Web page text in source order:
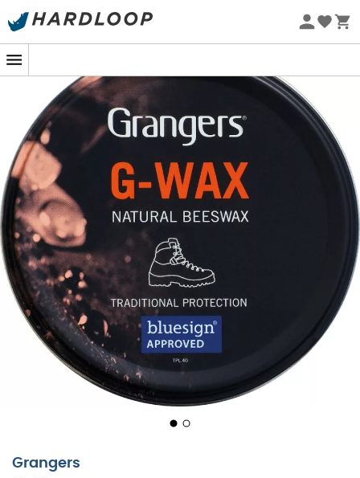
Zomeraanbiedingen 🔥 -5% EXTRA vanaf 2 producten* met
Grangers